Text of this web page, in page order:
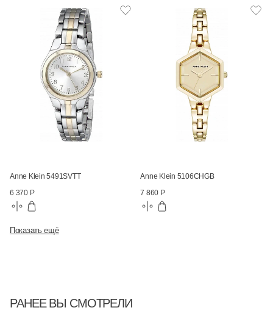
Anne Klein 5491SVTT
6 370 Р
Anne Klein 5106CHGB
7 860 Р
Показать ещё
РАНЕЕ ВЫ СМОТРЕЛИ